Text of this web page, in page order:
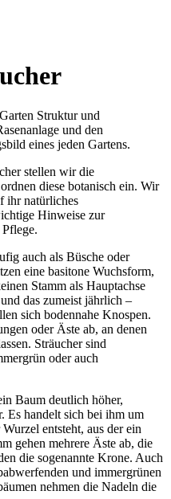
Struktur und
und den
eines jeden Gartens.
stellen wir die
diese botanisch ein. Wir
ihr natürliches
Hinweise zur
auch als Büsche oder
eine basitone Wuchsform,
Stamm als Hauptachse
das zumeist jährlich –
sich bodennahe Knospen.
oder Äste ab, an denen
Sträucher sind
oder auch
Baum deutlich höher,
Es handelt sich bei ihm um
entsteht, aus der ein
gehen mehrere Äste ab, die
die sogenannte Krone. Auch
und immergrünen
nehmen die Nadeln die